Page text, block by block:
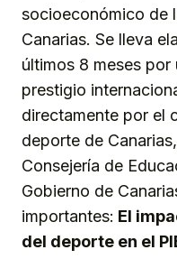
socioeconómico de
Canarias. Se lleva
últimos 8 meses
prestigio
directamente por el
deporte de
Consejería de
Gobierno de
importantes: El
del deporte en el